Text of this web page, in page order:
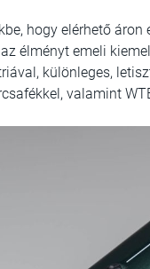
hogy elérhető áron
élményt emeli
különleges,
valamint